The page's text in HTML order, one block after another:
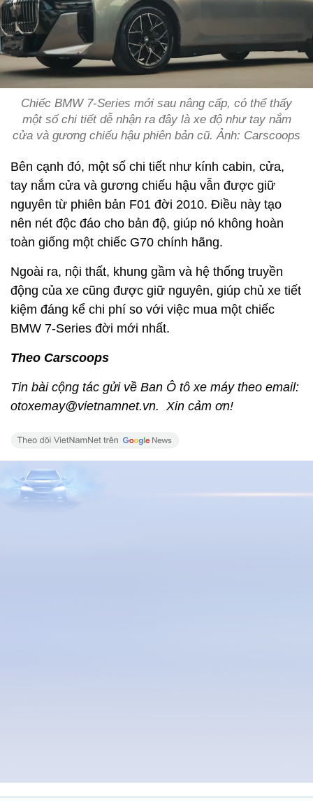
Chiếc BMW 7-Series mới sau nâng cấp, có thể thấy
một số chi tiết dễ nhận ra đây là xe độ như tay nắm
cửa và gương chiếu hậu phiên bản cũ. Ảnh: Carscoops
Bên cạnh đó, một số chi tiết như kính cabin, cửa,
tay nắm cửa và gương chiếu hậu vẫn được giữ
nguyên từ phiên bản F01 đời 2010. Điều này tạo
nên nét độc đáo cho bản độ, giúp nó không hoàn
toàn giống một chiếc G70 chính hãng.
Ngoài ra, nội thất, khung gầm và hệ thống truyền
động của xe cũng được giữ nguyên, giúp chủ xe tiết
kiệm đáng kể chi phí so với việc mua một chiếc
BMW 7-Series đời mới nhất.
Theo Carscoops
Tin bài cộng tác gửi về Ban Ô tô xe máy theo email:
otoxemay@vietnamnet.vn. Xin cảm ơn!